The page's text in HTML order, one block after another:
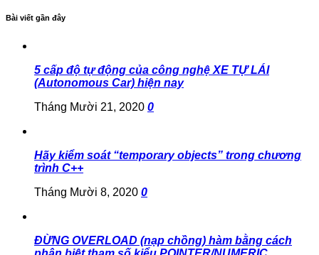
Bài viết gần đây
5 cấp độ tự động của công nghệ XE TỰ LÁI
(Autonomous Car) hiện nay
Tháng Mười 21, 2020 0
Hãy kiểm soát “temporary objects” trong chương
trình C++
Tháng Mười 8, 2020 0
ĐỪNG OVERLOAD (nạp chồng) hàm bằng cách